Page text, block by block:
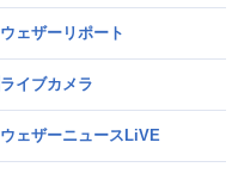
ウェザーリポート
ライブカメラ
ウェザーニュースLiVE